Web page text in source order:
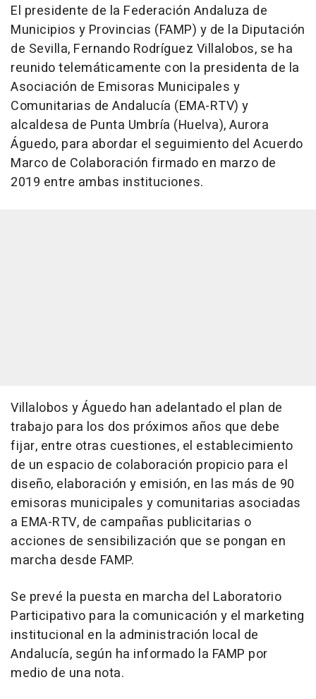
El presidente de la Federación Andaluza de
Municipios y Provincias (FAMP) y de la Diputación
de Sevilla, Fernando Rodríguez Villalobos, se ha
reunido telemáticamente con la presidenta de la
Asociación de Emisoras Municipales y
Comunitarias de Andalucía (EMA-RTV) y
alcaldesa de Punta Umbría (Huelva), Aurora
Águedo, para abordar el seguimiento del Acuerdo
Marco de Colaboración firmado en marzo de
2019 entre ambas instituciones.
Villalobos y Águedo han adelantado el plan de
trabajo para los dos próximos años que debe
fijar, entre otras cuestiones, el establecimiento
de un espacio de colaboración propicio para el
diseño, elaboración y emisión, en las más de 90
emisoras municipales y comunitarias asociadas
a EMA-RTV, de campañas publicitarias o
acciones de sensibilización que se pongan en
marcha desde FAMP.
Se prevé la puesta en marcha del Laboratorio
Participativo para la comunicación y el marketing
institucional en la administración local de
Andalucía, según ha informado la FAMP por
medio de una nota.